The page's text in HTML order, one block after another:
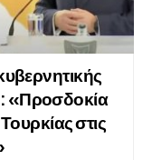
«Προσδοκία
στις